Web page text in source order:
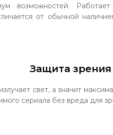
возможностей.
от обычной
Защита зрения
свет, а значит
сериала без вреда для